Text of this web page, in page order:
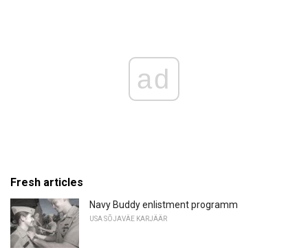
ad
Fresh articles
Navy Buddy enlistment programm
USA SÕJAVÄE KARJÄÄR